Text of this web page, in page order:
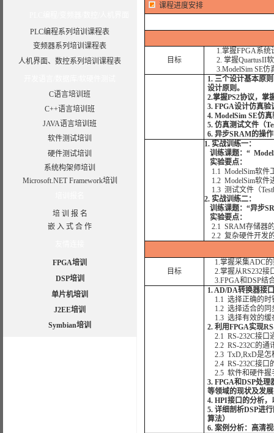
PLC编程系列培训课程表
变频器系列培训课程表
人机界面、数控系列培训课程表
C语言培训班
C++语言培训班
JAVA语言培训班
软件测试培训
硬件测试培训
系统构架师培训
Microsoft.NET Framework培训
培 训 报 名
嵌 入 式 合 作
FPGA培训
DSP培训
单片机培训
J2EE培训
Symbian培训
课程进度安排
目标
1.掌握FPGA系统
2. 掌握QuartusII
3.ModelSim SE仿
1. 三个设计基本原
设计原则。
2.掌握PS2协议，掌
3. FPGA设计仿真验
4. ModelSim SE仿
5. 仿真测试文件（
6. 异步SRAM的操
1. 实战训练一：
训练课题：“
实验要点：
1.1 ModelSim软件
1.2 ModelSim软件
1.3 测试文件（
2. 实战训练二：
训练课题：“异步
实验要点：
2.1 SRAM存储器
2.2 复杂硬件开发
目标
1.掌握采集ADC的
2.掌握从RS232接
3.FPGA和DSP结
1. AD/DA转换器接
1.1 选择正确的时
1.2 选择适合的同
1.3 选择有效的缓
2. 利用FPGA实现
2.1 RS-232C接口
2.2 RS-232C的通
2.3 TxD,RxD是怎
2.4 RS-232C接口
2.5 软件和硬件握
3. FPGA和DSP处
等领域的现状及发
4. HPI接口的分析
5. 详细剖析DSP进
算法）
6. 案例分析：高清